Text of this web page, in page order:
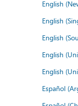
English
English
English
English
English
Español